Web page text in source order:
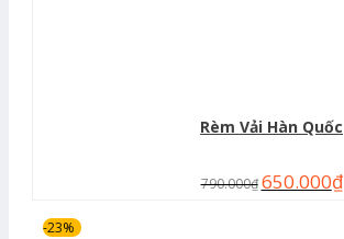
Rèm Vải Hàn Quốc
790.000₫ 650.000₫
-23%